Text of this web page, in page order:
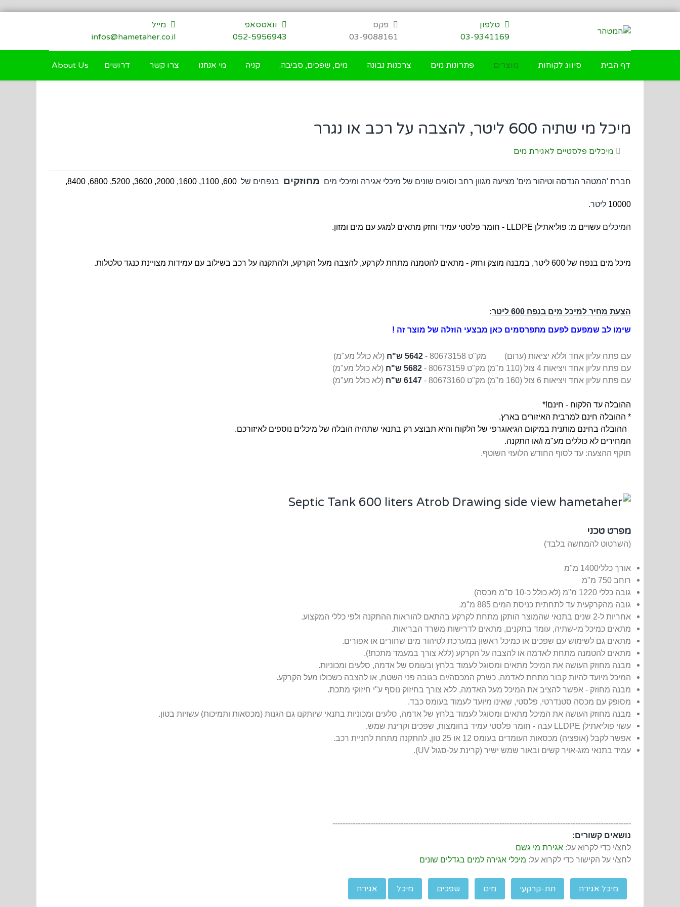
דילוג
טלפון
03-9341169
פקס
03-9088161
וואטסאפ
052-5956943
מייל
infos@hametaher.co.il
דף הבית סיווג לקוחות מוצרים פתרונות מים צרכנות נבונה מים, שפכים, סביבה. קניה מי אנחנו צרו קשר דרושים About Us
מיכל מי שתיה 600 ליטר, להצבה על רכב או נגרר
מיכלים פלסטיים לאגירת מים
חברת 'המטהר הנדסה וטיהור מים' מציעה מגוון רחב וסוגים שונים של מיכלי אגירה ומיכלי מים מחוזקים בנפחים של 600, 1100, 1600, 2000, 3600, 5200, 6800,
8400,
10000 ליטר.
המיכלים עשויים מ: פוליאתילן LLDPE - חומר פלסטי עמיד וחזק מתאים למגע עם מים ומזון.
מיכל מים בנפח של 600 ליטר, במבנה מוצק וחזק - מתאים להטמנה מתחת לקרקע, להצבה מעל הקרקע, ולהתקנה על רכב בשילוב עם עמידות מצויינת כנגד טלטלות.
הצעת מחיר למיכל מים בנפח 600 ליטר :
שימו לב שמפעם לפעם מתפרסמים כאן מבצעי הוזלה של מוצר זה !
עם פתח עליון אחד וללא יציאות (ערום) מק"ט 80673158 - 5642 ש"ח
(לא כולל מע"מ)
עם פתח עליון אחד ויציאות 4 צול (110 מ"מ)
מק"ט 80673159 - 5682 ש"ח
(לא כולל מע"מ)
עם פתח עליון אחד ויציאות 6 צול (160 מ"מ)
מק"ט 80673160 - 6147 ש"ח (לא כולל מע"מ)
ההובלה עד הלקוח - חינם!*
* ההובלה חינם למרבית האיזורים בארץ.
ההובלה בחינם מותנית במיקום הגיאוגרפי של הלקוח והיא תבוצע רק בתנאי שתהיה הובלה של מיכלים נוספים לאיזורכם.
המחירים לא כוללים מע"מ ו/או התקנה.
תוקף ההצעה: עד לסוף החודש הלועזי השוטף.
מפרט טכני
(השרטוט להמחשה בלבד)
אורך כללי1400 מ"מ
רוחב 750 מ"מ
גובה כללי 1220 מ"מ (לא כולל כ-10 ס"מ מכסה)
גובה מהקרקעית עד לתחתית כניסת המים 885 מ"מ.
אחריות ל-2 שנים בתנאי שהמוצר הותקן מתחת לקרקע בהתאם להוראות ההתקנה ולפי כללי המקצוע.
מתאים כמיכל מי-שתיה, עומד בתקנים, מתאים לדרישות משרד הבריאות.
מתאים גם לשימוש עם שפכים או כמיכל ראשון במערכת לטיהור מים שחורים או אפורים.
מתאים להטמנה מתחת לאדמה או להצבה על הקרקע (ללא צורך במעמד מתכת!).
מבנה מחוזק העושה את המיכל מתאים ומסוגל לעמוד בלחץ ובעומס של אדמה, סלעים ומכוניות.
המיכל מיועד להיות קבור מתחת לאדמה, כשרק המכסה/ים בגובה פני השטח, או להצבה כשכולו מעל הקרקע.
מבנה מחוזק - אפשר להציב את המיכל מעל האדמה, ללא צורך בחיזוק נוסף ע"י חיזוקי מתכת.
מסופק עם מכסה סטנדרטי, פלסטי, שאינו מיועד לעמוד בעומס כבד.
מבנה מחוזק העושה את המיכל מתאים ומסוגל לעמוד בלחץ של אדמה, סלעים ומכוניות בתנאי שיותקנו גם הגנות (מכסאות ותמיכות) עשויות בטון.
עשוי פוליאתילן LLDPE עבה - חומר פלסטי עמיד בחומצות, שפכים וקרינת שמש.
אפשר לקבל (אופציה) מכסאות העומדים בעומס 12 או 25 טון, להתקנה מתחת לחניית רכב.
עמיד בתנאי מזג-אויר קשים ובאור שמש ישיר (קרינת על-סגול UV).
----------------------------------------------------------------------------------------------------------------------
נושאים קשורים:
לחצ/י כדי לקרוא על: אגירת מי גשם
לחצ/י על הקישור כדי לקרוא על: מיכלי אגירה למים בגדלים שונים
מיכל אגירה תת-קרקעי מים שפכים מיכל אגירה